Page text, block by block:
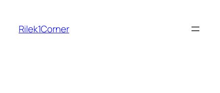
content
Rilek1Corner